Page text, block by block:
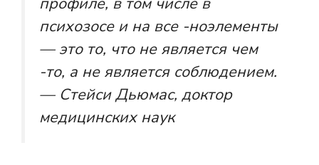
психозосе и на все -ноэлементы
— это то, что не является чем
-то, а не является соблюдением.
— Стейси Дьюмас, доктор
медицинских наук